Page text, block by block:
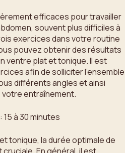
efficaces pour travailler
souvent plus difficiles à
exercices dans votre routine
pouvez obtenir des résultats
ventre plat et tonique. Il est
afin de solliciter l’ensemble
différents angles et ainsi
entraînement.
à 30 minutes
tonique, la durée optimale de